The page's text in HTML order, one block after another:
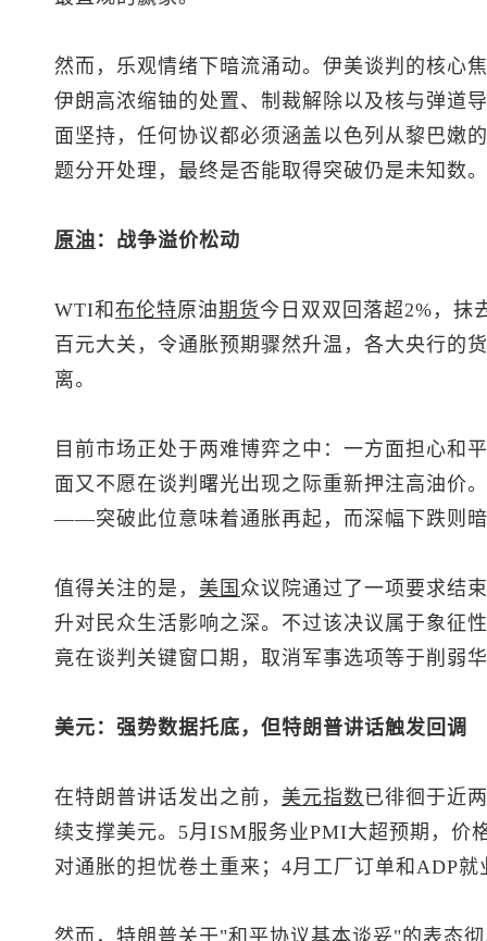
然而，乐观情绪下暗流涌动。伊美谈判的核心
伊朗高浓缩铀的处置、制裁解除以及核与弹道
面坚持，任何协议都必须涵盖以色列从黎巴嫩
题分开处理，最终是否能取得突破仍是未知数。
原油 ：战争溢价松动
WTI和 布伦特原油期货今日双双回落超2%，抹
百元大关，令通胀预期骤然升温，各大央行的
离。
目前市场正处于两难博弈之中：一方面担心和
面又不愿在谈判曙光出现之际重新押注高油价
——突破此位意味着通胀再起，而深幅下跌则
值得关注的是， 美国 众议院通过了一项要求结
升对民众生活影响之深。不过该决议属于象
竟在谈判关键窗口期，取消军事选项等于削弱
美元：强势数据托底，但特朗普讲话触发回调
在特朗普讲话发出之前， 美元指数已徘徊于近
续支撑美元。5月ISM服务业PMI大超预期，价
对通胀的担忧卷土重来；4月工厂订单和ADP
然而，特朗普关于"和平协议基本谈妥"的表态